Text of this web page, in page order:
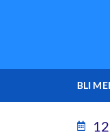
BLI